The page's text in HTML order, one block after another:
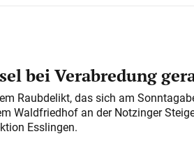
bei Verabredung
Raubdelikt, das sich am
Waldfriedhof an der Notzinger
Esslingen.